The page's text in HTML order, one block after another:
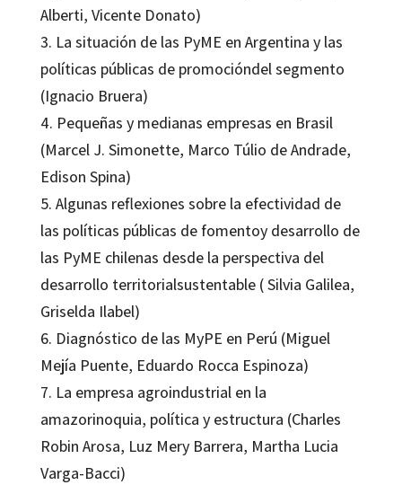
Alberti, Vicente Donato)
3. La situación de las PyME en Argentina y las
políticas públicas de promocióndel segmento
(Ignacio Bruera)
4. Pequeñas y medianas empresas en Brasil
(Marcel J. Simonette, Marco Túlio de Andrade,
Edison Spina)
5. Algunas reflexiones sobre la efectividad de
las políticas públicas de fomentoy desarrollo de
las PyME chilenas desde la perspectiva del
desarrollo territorialsustentable ( Silvia Galilea,
Griselda Ilabel)
6. Diagnóstico de las MyPE en Perú (Miguel
Mejía Puente, Eduardo Rocca Espinoza)
7. La empresa agroindustrial en la
amazorinoquia, política y estructura (Charles
Robin Arosa, Luz Mery Barrera, Martha Lucia
Varga-Bacci)